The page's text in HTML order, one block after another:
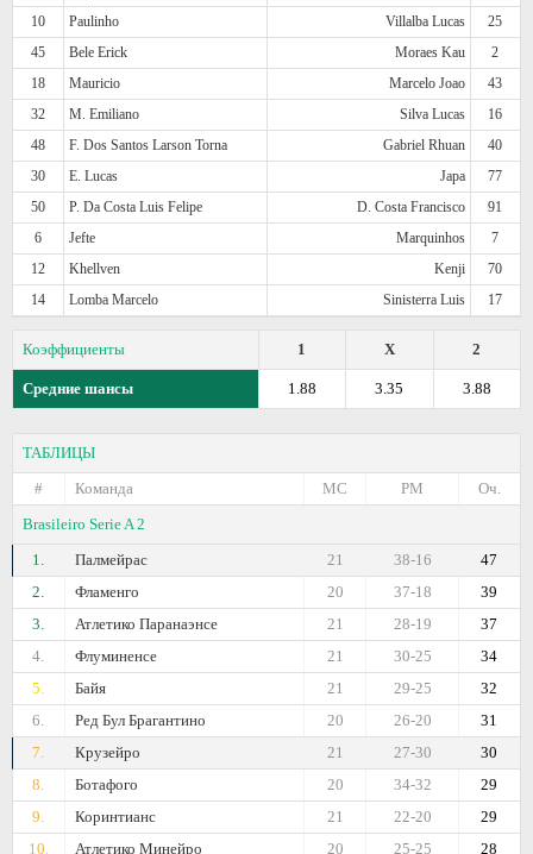
10
Paulinho Villalba Lucas
25
45
Bele Erick Moraes Kau
2
18
Mauricio Marcelo Joao
43
32
M. Emiliano Silva Lucas
16
48
F. Dos Santos Larson Torna Gabriel Rhuan
40
30
E. Lucas Japa
77
50
P. Da Costa Luis Felipe D. Costa Francisco
91
6
Jefte Marquinhos
7
12
Khellven Kenji
70
14
Lomba Marcelo Sinisterra Luis 17
Коэффициенты 2
X
1
Средние шансы 3.88
3.35
1.88
ТАБЛИЦЫ
#
Команда Оч.
РМ
МС
Brasileiro Serie A 2
1.
Палмейрас 47
38-16
21
2.
Фламенго 39
37-18
20
3.
Атлетико Паранаэнсе 37
28-19
21
4.
Флуминенсе 34
30-25
21
5.
Байя 32
29-25
21
6.
Ред Бул Брагантино 31
26-20
20
7.
Крузейро 30
27-30
21
8.
Ботафого 29
34-32
20
9.
Коринтианс 29
22-20
21
10.
Атлетико Минейро 28
25-25
20